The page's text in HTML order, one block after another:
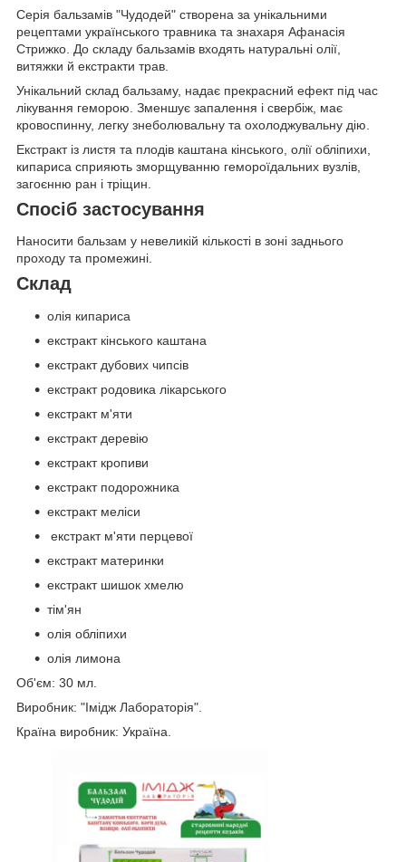
Серія бальзамів "Чудодей" створена за унікальними
рецептами українського травника та знахаря Афанасія
Стрижко. До складу бальзамів входять натуральні олії,
витяжки й екстракти трав.
Унікальний склад бальзаму, надає прекрасний ефект під час
лікування геморою. Зменшує запалення і свербіж, має
кровоспинну, легку знеболювальну та охолоджувальну дію.
Екстракт із листя та плодів каштана кінського, олії обліпихи,
кипариса сприяють зморщуванню гемороїдальних вузлів,
загоєнню ран і тріщин.
Спосіб застосування
Наносити бальзам у невеликій кількості в зоні заднього
проходу та промежині.
Склад
олія кипариса
екстракт кінського каштана
екстракт дубових чипсів
екстракт родовика лікарського
екстракт м'яти
екстракт деревію
екстракт кропиви
екстракт подорожника
екстракт меліси
екстракт м'яти перцевої
екстракт материнки
екстракт шишок хмелю
тім'ян
олія обліпихи
олія лимона
Об'єм: 30 мл.
Виробник: "Імідж Лабораторія".
Країна виробник: Україна.